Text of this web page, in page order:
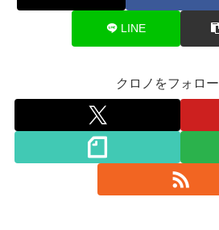
LINE
クロノをフォロ